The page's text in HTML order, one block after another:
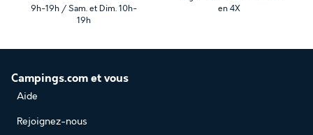
9h-19h / Sam. et Dim. 10h-
19h
en 4X
Campings.com et vous
Aide
Rejoignez-nous